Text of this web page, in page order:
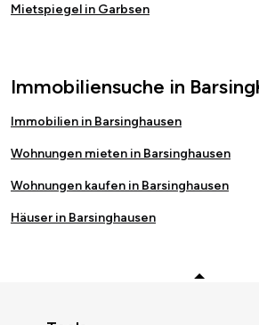
Mietspiegel in Garbsen
Immobiliensuche in
Immobilien in Barsinghausen
Wohnungen mieten in Barsinghausen
Wohnungen kaufen in Barsinghausen
Häuser in Barsinghausen